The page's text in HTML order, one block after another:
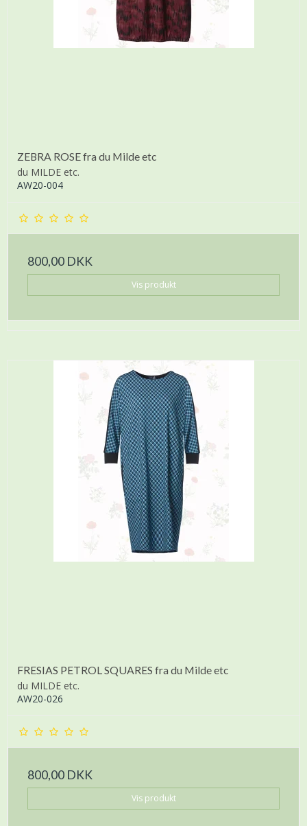
ZEBRA ROSE fra du Milde etc
du MILDE etc.
AW20-004
800,00 DKK
Vis produkt
FRESIAS PETROL SQUARES fra du Milde etc
du MILDE etc.
AW20-026
800,00 DKK
Vis produkt